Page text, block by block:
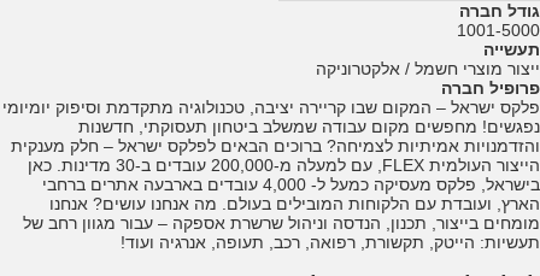
גודל חברה
1001-5000
תעשייה
ייצור מוצרי חשמל / אלקטרוניקה
פרופיל חברה
פלקס ישראל – המקום שבו קריירה יציבה, טכנולוגיה מתקדמת וסיפוק יומיומי
נפגשים! מחפשים מקום עבודה שמשלב ביטחון תעסוקתי, חדשנות
והזדמנויות אמיתיות לצמיחה? ברוכים הבאים לפלקס ישראל – חלק מענקית
הייצור העולמית FLEX, עם למעלה מ-200,000 עובדים ב-30 מדינות. כאן
בישראל, פלקס מעסיקה כמעל ל- 4,000 עובדים בארבעה אתרים ברחבי
הארץ, ועובדת עם הלקוחות המובילים בעולם. מה אנחנו עושים? אנחנו
מומחים בייצור, תכנון, הנדסה וניהול שרשרת אספקה – עבור מגוון רחב של
תעשיות: הייטק, תקשורת, רפואה, רכב, תעופה, אנרגיה ועוד!